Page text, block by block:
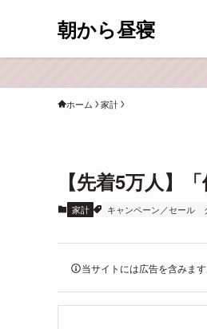
朝から昼寝
ホーム 家計
【先着5万人】
家計 キャンペーン／セール
当サイトには広告を含みま